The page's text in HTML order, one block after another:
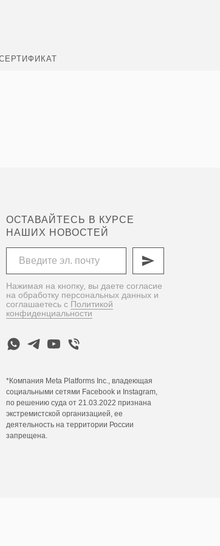
ОСТАВАЙТЕСЬ В КУРСЕ
НАШИХ НОВОСТЕЙ
Нажимая на кнопку, вы даете согласие
на обработку персональных данных и
соглашаетесь c Политикой
конфиденциальности
*Компания Meta Platforms Inc., владеющая
социальными сетями Facebook и Instagram,
по решению суда от 21.03.2022 признана
экстремистской организацией, ее
деятельность на территории России
запрещена.